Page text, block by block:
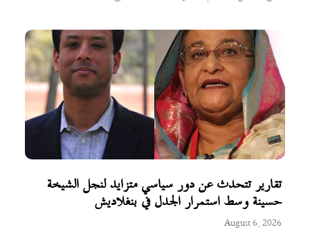
تقارير تتحدث عن دور سياسي متزايد لنجل الشيخة
حسينة وسط استمرار الجدل في بنغلاديش
August 6, 2026